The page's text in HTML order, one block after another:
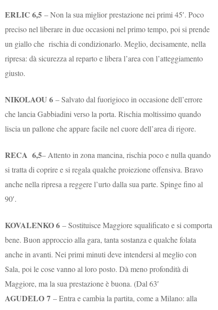
ERLIC 6,5– Non la sua miglior prestazione nei primi 45′. Poco
preciso nel liberare in due occasioni nel primo tempo, poi si prende
un giallo che rischia di condizionarlo. Meglio, decisamente, nella
ripresa: dà sicurezza al reparto e libera l’area con l’atteggiamento
giusto.
NIKOLAOU 6– Salvato dal fuorigioco in occasione dell’errore
che lancia Gabbiadini verso la porta. Rischia moltissimo quando
liscia un pallone che appare facile nel cuore dell’area di rigore.
RECA 6,5– Attento in zona mancina, rischia poco e nulla quando
si tratta di coprire e si regala qualche proiezione offensiva. Bravo
anche nella ripresa a reggere l’urto dalla sua parte. Spinge fino al
90′.
KOVALENKO 6 – Sostituisce Maggiore squalificato e si comporta
bene. Buon approccio alla gara, tanta sostanza e qualche folata
anche in avanti. Nei primi minuti deve intendersi al meglio con
Sala, poi le cose vanno al loro posto. Dà meno profondità di
Maggiore, ma la sua prestazione è buona. (Dal 63′
AGUDELO 7 – Entra e cambia la partita, come a Milano: alla